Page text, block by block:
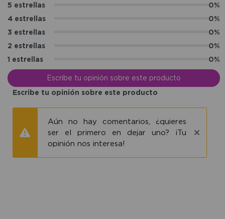
5 estrellas
0%
4 estrellas
0%
3 estrellas
0%
2 estrellas
0%
1 estrellas
0%
Escribe tu opinión sobre este producto
Escribe tu opinión sobre este producto
Aún no hay comentarios, ¿quieres
ser el primero en dejar uno? ¡Tu
opinión nos interesa!